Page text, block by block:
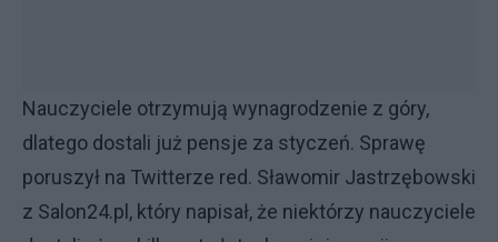
Nauczyciele otrzymują wynagrodzenie z góry,
dlatego dostali już pensje za styczeń. Sprawę
poruszył na Twitterze red. Sławomir Jastrzębowski
z Salon24.pl, który napisał, że niektórzy nauczyciele